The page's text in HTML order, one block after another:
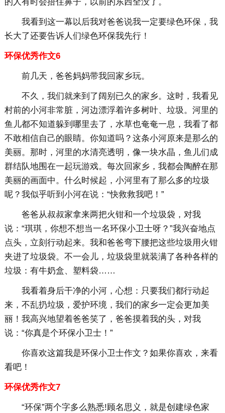
我看到这一幕以后我对爸爸说我一定要绿色环保，我
长大了还要告诉人们绿色环保我先行！
环保优秀作文6
前几天，爸爸妈妈带我回家乡玩。
不久，我们就来到了阔别已久的家乡。这时，我看见
村前的小河非常脏，河边漂浮着许多树叶、垃圾。河里的
鱼儿都不知道躲到哪里去了，水草也奄奄一息，我看了都
不敢相信自己的眼睛。你知道吗？这条小河原来是那么的
美丽。那时，河里的水清亮透明，像一块水晶，鱼儿们成
群结队地围在一起玩游戏。每次回家乡，我都会陶醉在那
美丽的画面中。什么时候起，小河里有了那么多的垃圾
呢？我似乎听到小河在说：“快救救我吧！”
爸爸从叔叔家拿来两把火钳和一个垃圾袋，对我
说：“琪琪，你想不想当一名环保小卫士呀？”我兴奋地点
点头，立刻行动起来。我和爸爸弯下腰把这些垃圾用火钳
夹进了垃圾袋。不一会儿，垃圾袋里就装满了各种各样的
垃圾：有牛奶盒、塑料袋……
我看着身后干净的小河，心想：只要我们都行动起
来，不乱扔垃圾，爱护环境，我们的家乡一定会更加美
丽！我高兴地望着爸爸笑了，爸爸摸着我的头，对我
说：“你真是个环保小卫士！”
你喜欢这篇我是环保小卫士作文？如果你喜欢，来看
看吧！
环保优秀作文7
“环保”两个字多么熟悉!顾名思义，就是创建绿色家